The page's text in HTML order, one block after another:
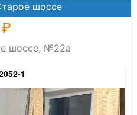
шоссе
шоссе, №22а
1